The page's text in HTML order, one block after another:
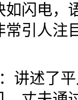
如闪电，
引人注
讲述了